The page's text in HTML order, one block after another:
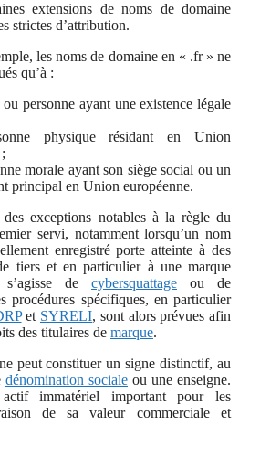
extensions de noms de domaine
strictes d’attribution.
les noms de domaine en « .fr » ne
qu’à :
personne ayant une existence légale
physique résidant en Union
morale ayant son siège social ou un
principal en Union européenne.
exceptions notables à la règle du
servi, notamment lorsqu’un nom
enregistré porte atteinte à des
tiers et en particulier à une marque
s’agisse de cybersquattage ou de
procédures spécifiques, en particulier
et SYRELI, sont alors prévues afin
des titulaires de marque.
peut constituer un signe distinctif, au
dénomination sociale ou une enseigne.
immatériel important pour les
de sa valeur commerciale et